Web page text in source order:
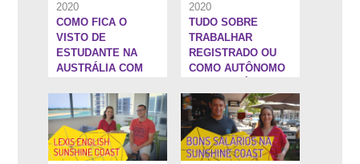
2020
COMO FICA O
VISTO DE
ESTUDANTE NA
AUSTRÁLIA COM
CORONAVÍRUS?
2020
TUDO SOBRE
TRABALHAR
REGISTRADO OU
COMO AUTÔNOMO